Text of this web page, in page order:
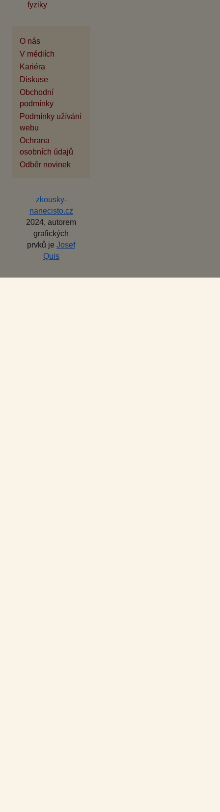
fyziky
O nás
V médiích
Kariéra
Diskuse
Obchodní
podmínky
Podmínky užívání
webu
Ochrana
osobních údajů
Odběr novinek
zkousky-
nanecisto.cz
2024, autorem
grafických
prvků je Josef
Quis